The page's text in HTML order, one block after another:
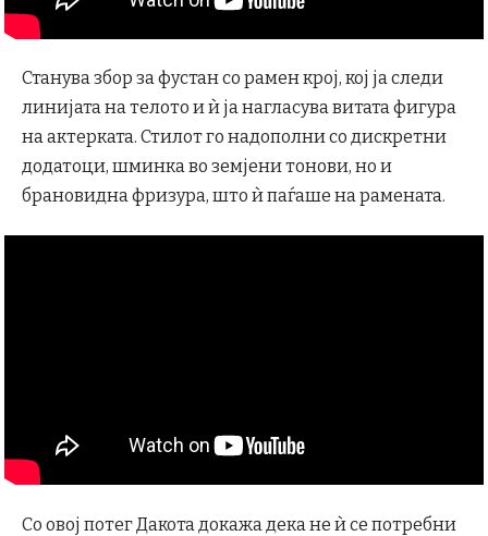
Станува збор за фустан со рамен крој, кој ја следи
линијата на телото и ѝ ја нагласува витата фигура
на актерката. Стилот го надополни со дискретни
додатоци, шминка во земјени тонови, но и
брановидна фризура, што ѝ паѓаше на рамената.
Со овој потег Дакота докажа дека не ѝ се потребни